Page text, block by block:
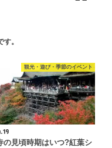
。
観光・遊び・季節のイベント
の見頃時期はいつ?紅葉シ